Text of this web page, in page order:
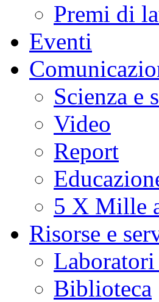
Premi di
Eventi
Scienza e
Video
Report
5 X Mille
Risorse e
Laboratori
Biblioteca